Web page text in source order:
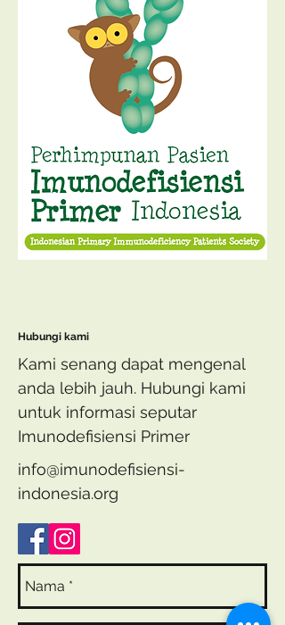
Hubungi kami
Kami senang dapat mengenal
anda lebih jauh. Hubungi kami
untuk informasi seputar
Imunodefisiensi Primer
info@imunodefisiensi-
indonesia.org